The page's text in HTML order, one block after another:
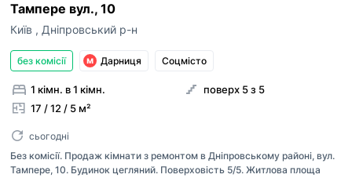
Тампере вул., 10
Київ , Дніпровський р-н
без комісії Дарниця Соцмісто
1 кімн. в 1 кімн.
17 / 12 / 5 м²
поверх 5 з 5
сьогодні
Без комісії. Продаж кімнати з ремонтом в Дніпровському районі, вул.
Тампере, 10. Будинок цегляний. Поверховість 5/5. Житлова площа